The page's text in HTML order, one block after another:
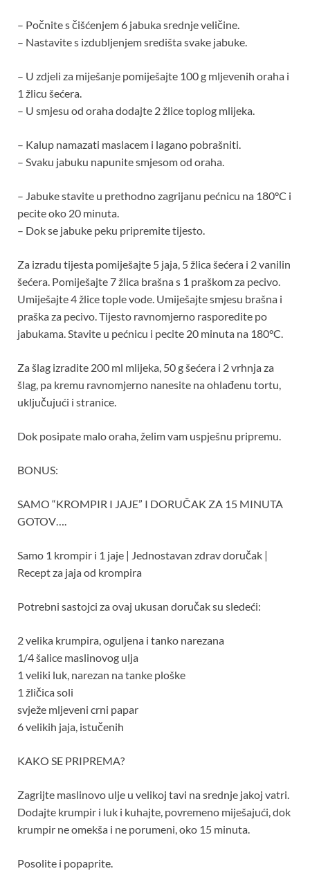
– Počnite s čišćenjem 6 jabuka srednje veličine.
– Nastavite s izdubljenjem središta svake jabuke.
– U zdjeli za miješanje pomiješajte 100 g mljevenih oraha i
1 žlicu šećera.
– U smjesu od oraha dodajte 2 žlice toplog mlijeka.
– Kalup namazati maslacem i lagano pobrašniti.
– Svaku jabuku napunite smjesom od oraha.
– Jabuke stavite u prethodno zagrijanu pećnicu na 180°C i
pecite oko 20 minuta.
– Dok se jabuke peku pripremite tijesto.
Za izradu tijesta pomiješajte 5 jaja, 5 žlica šećera i 2 vanilin
šećera. Pomiješajte 7 žlica brašna s 1 praškom za pecivo.
Umiješajte 4 žlice tople vode. Umiješajte smjesu brašna i
praška za pecivo. Tijesto ravnomjerno rasporedite po
jabukama. Stavite u pećnicu i pecite 20 minuta na 180°C.
Za šlag izradite 200 ml mlijeka, 50 g šećera i 2 vrhnja za
šlag, pa kremu ravnomjerno nanesite na ohlađenu tortu,
uključujući i stranice.
Dok posipate malo oraha, želim vam uspješnu pripremu.
BONUS:
SAMO “KROMPIR I JAJE” I DORUČAK ZA 15 MINUTA
GOTOV….
Samo 1 krompir i 1 jaje | Jednostavan zdrav doručak |
Recept za jaja od krompira
Potrebni sastojci za ovaj ukusan doručak su sledeći:
2 velika krumpira, oguljena i tanko narezana
1/4 šalice maslinovog ulja
1 veliki luk, narezan na tanke ploške
1 žličica soli
svježe mljeveni crni papar
6 velikih jaja, istučenih
KAKO SE PRIPREMA?
Zagrijte maslinovo ulje u velikoj tavi na srednje jakoj vatri.
Dodajte krumpir i luk i kuhajte, povremeno miješajući, dok
krumpir ne omekša i ne porumeni, oko 15 minuta.
Posolite i popaprite.